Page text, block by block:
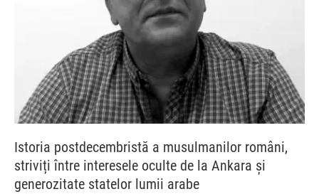
Istoria postdecembristă a musulmanilor români,
striviți între interesele oculte de la Ankara și
generozitate statelor lumii arabe